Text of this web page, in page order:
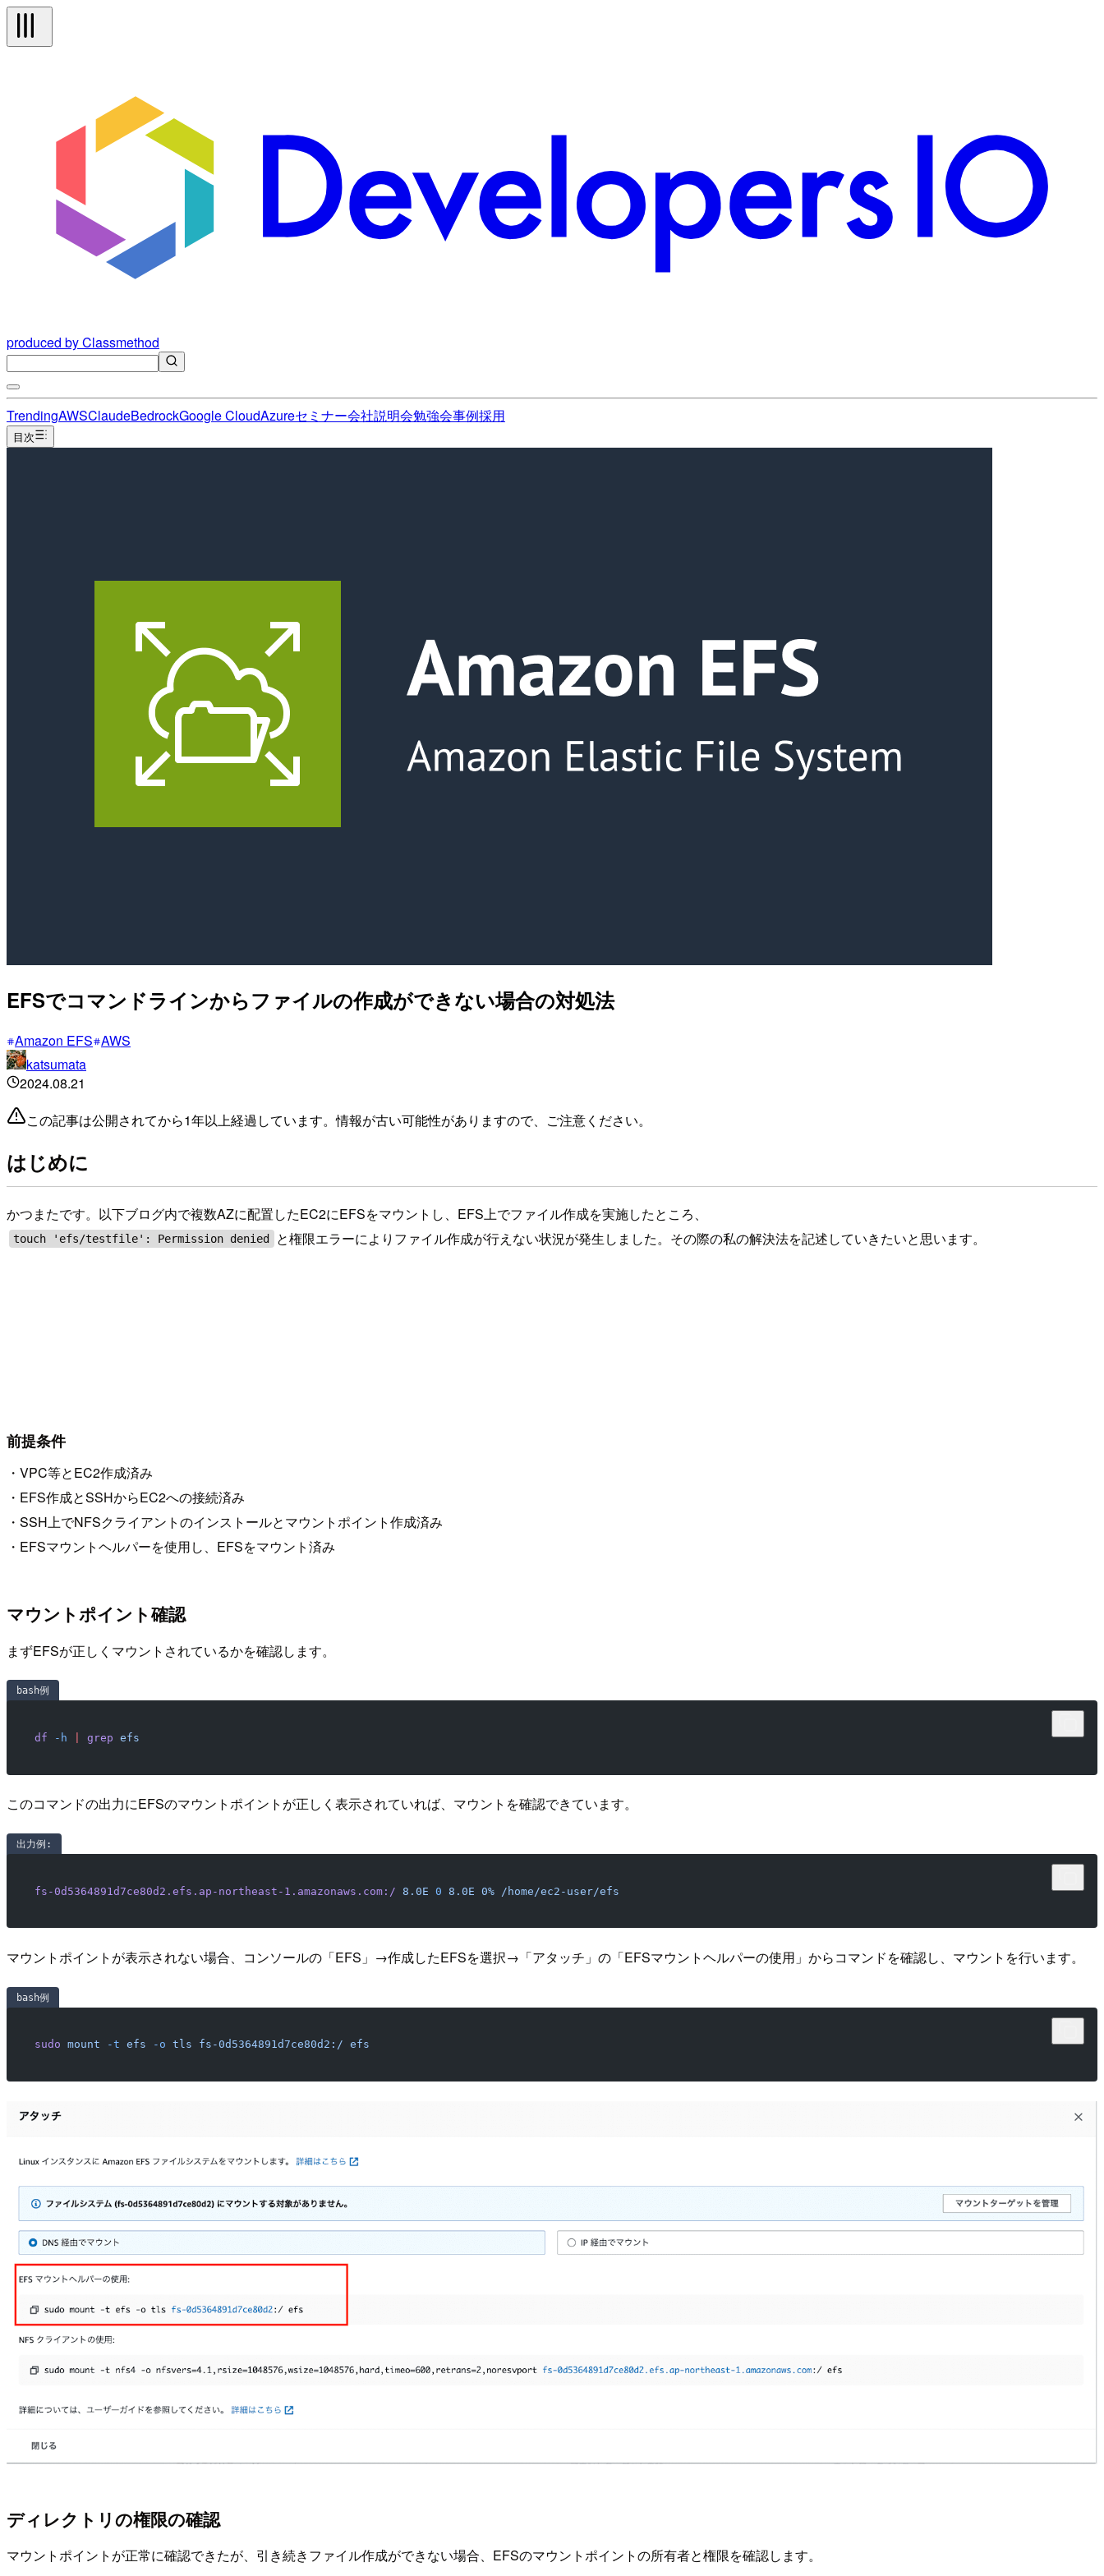
produced by Classmethod
TrendingAWSClaudeBedrockGoogle CloudAzureセミナー会社説明会勉強会事例採用
目次
EFSでコマンドラインからファイルの作成ができない場合の対処法
Amazon EFS AWS
katsumata
2024.08.21
この記事は公開されてから1年以上経過しています。情報が古い可能性がありますので、ご注意ください。
はじめに
かつまたです。以下ブログ内で複数AZに配置したEC2にEFSをマウントし、EFS上でファイル作成を実施したところ、
touch 'efs/testfile': Permission denied と権限エラーによりファイル作成が行えない状況が発生しました。その際の私の解決法を記述していきたいと思います。
前提条件
・VPC等とEC2作成済み
・EFS作成とSSHからEC2への接続済み
・SSH上でNFSクライアントのインストールとマウントポイント作成済み
・EFSマウントヘルパーを使用し、EFSをマウント済み
マウントポイント確認
まずEFSが正しくマウントされているかを確認します。
bash例
df -h grep efs
このコマンドの出力にEFSのマウントポイントが正しく表示されていれば、マウントを確認できています。
出力例:
fs-0d5364891d7ce80d2.efs.ap-northeast-1.amazonaws.com:/ 8.0E 0 8.0E 0% /home/ec2-user/efs
マウントポイントが表示されない場合、コンソールの「EFS」→作成したEFSを選択→「アタッチ」の「EFSマウントヘルパーの使用」からコマンドを確認し、マウントを行います。
bash例
sudo mount -t efs -o tls fs-0d5364891d7ce80d2:/ efs
ディレクトリの権限の確認
マウントポイントが正常に確認できたが、引き続きファイル作成ができない場合、EFSのマウントポイントの所有者と権限を確認します。